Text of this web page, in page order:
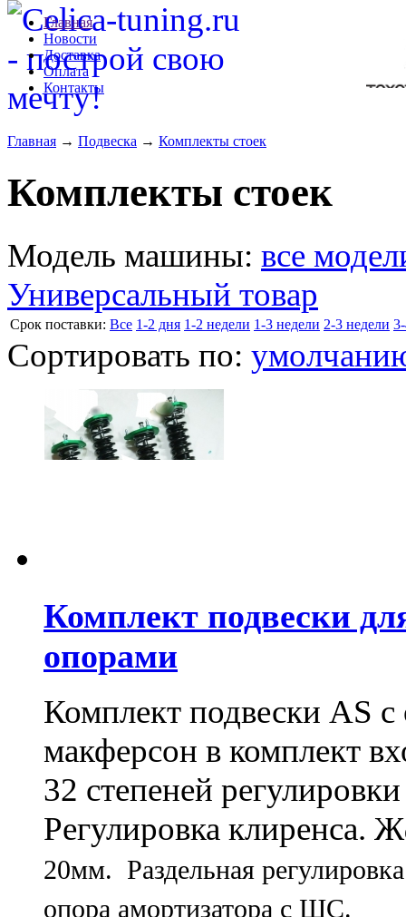
Главная
Новости
Доставка
Оплата
Контакты
Главная → Подвеска → Комплекты стоек
Комплекты стоек
Модель машины: все
Универсальный товар
Cрок поставки: Все 1-2 дня 1-2 недели 1-3 недели 2-3 недели
Сортировать по:
Комплект подвески
опорами
Комплект подвески AS
макферсон в комплект
32 степеней
Регулировка клиренса. Ж
20мм. Раздельная
опора амортизатора с ШС.